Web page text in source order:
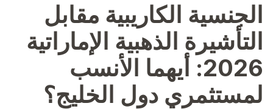
الجنسية الكاريبية مقابل
التأشيرة الذهبية الإماراتية
2026: أيهما الأنسب
لمستثمري دول الخليج؟